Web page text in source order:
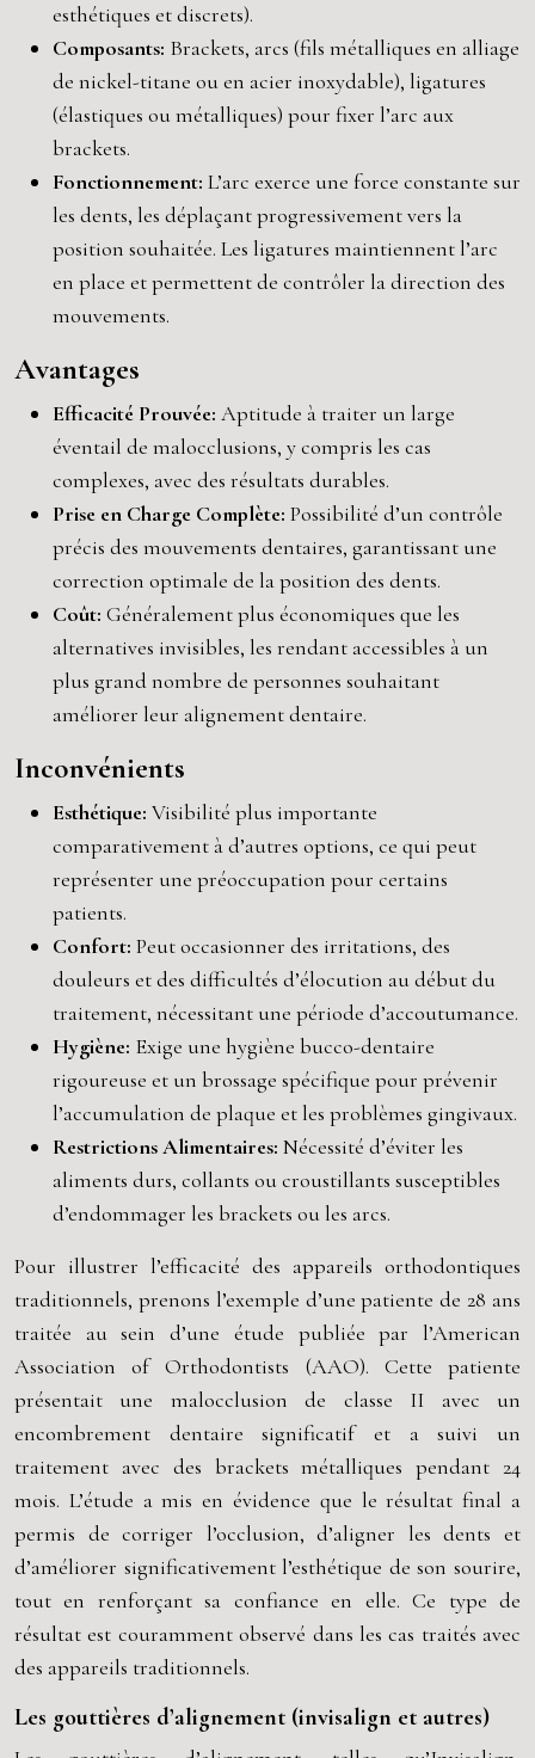
esthétiques et discrets).
Composants: Brackets, arcs (fils métalliques en alliage
de nickel-titane ou en acier inoxydable), ligatures
(élastiques ou métalliques) pour fixer l’arc aux
brackets.
Fonctionnement: L’arc exerce une force constante sur
les dents, les déplaçant progressivement vers la
position souhaitée. Les ligatures maintiennent l’arc
en place et permettent de contrôler la direction des
mouvements.
Avantages
Efficacité Prouvée: Aptitude à traiter un large
éventail de malocclusions, y compris les cas
complexes, avec des résultats durables.
Prise en Charge Complète: Possibilité d’un contrôle
précis des mouvements dentaires, garantissant une
correction optimale de la position des dents.
Coût: Généralement plus économiques que les
alternatives invisibles, les rendant accessibles à un
plus grand nombre de personnes souhaitant
améliorer leur alignement dentaire.
Inconvénients
Esthétique: Visibilité plus importante
comparativement à d’autres options, ce qui peut
représenter une préoccupation pour certains
patients.
Confort: Peut occasionner des irritations, des
douleurs et des difficultés d’élocution au début du
traitement, nécessitant une période d’accoutumance.
Hygiène: Exige une hygiène bucco-dentaire
rigoureuse et un brossage spécifique pour prévenir
l’accumulation de plaque et les problèmes gingivaux.
Restrictions Alimentaires: Nécessité d’éviter les
aliments durs, collants ou croustillants susceptibles
d’endommager les brackets ou les arcs.
Pour illustrer l’efficacité des appareils orthodontiques
traditionnels, prenons l’exemple d’une patiente de 28 ans
traitée au sein d’une étude publiée par l’American
Association of Orthodontists (AAO). Cette patiente
présentait une malocclusion de classe II avec un
encombrement dentaire significatif et a suivi un
traitement avec des brackets métalliques pendant 24
mois. L’étude a mis en évidence que le résultat final a
permis de corriger l’occlusion, d’aligner les dents et
d’améliorer significativement l’esthétique de son sourire,
tout en renforçant sa confiance en elle. Ce type de
résultat est couramment observé dans les cas traités avec
des appareils traditionnels.
Les gouttières d’alignement (invisalign et autres)